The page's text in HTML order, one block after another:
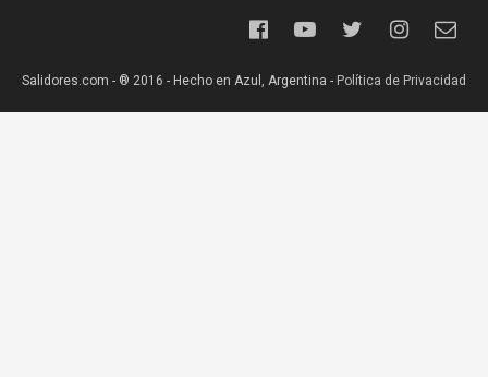
Salidores.com - ® 2016 - Hecho en Azul, Argentina - Política de Privacidad